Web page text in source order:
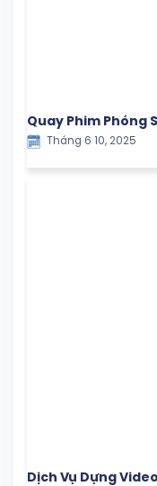
Quay Phim Phóng
Khoảnh Khắc Giá
Tháng 6 10, 2025
Dịch Vụ Dựng